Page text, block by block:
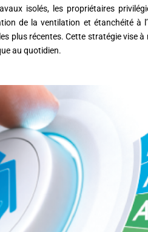
isolés, les propriétaires
de la ventilation et étanchéité à
plus récentes.Cette stratégie vise
au quotidien.